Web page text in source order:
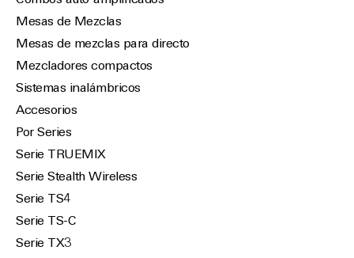
Mesas de Mezclas
Mesas de mezclas para directo
Mezcladores compactos
Sistemas inalámbricos
Accesorios
Por Series
Serie TRUEMIX
Serie Stealth Wireless
Serie TS4
Serie TS-C
Serie TX3